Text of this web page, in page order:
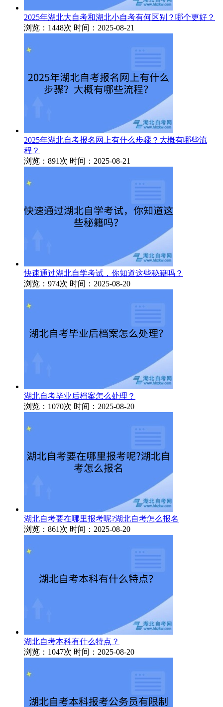
2025年湖北大自考和湖北小自考有何区别？哪个更好？
浏览：1448次 时间：2025-08-21
2025年湖北自考报名网上有什么步骤？大概有哪些流
程？
浏览：891次 时间：2025-08-21
快速通过湖北自学考试，你知道这些秘籍吗？
浏览：974次 时间：2025-08-20
湖北自考毕业后档案怎么处理？
浏览：1070次 时间：2025-08-20
湖北自考要在哪里报考呢?湖北自考怎么报名
浏览：861次 时间：2025-08-20
湖北自考本科有什么特点？
浏览：1047次 时间：2025-08-20